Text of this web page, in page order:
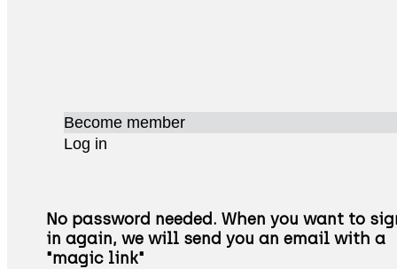
ΧΆΡΤΗΣ
Become member
Log in
No password needed. When you want to
in again, we will send you an email with a
"magic link"